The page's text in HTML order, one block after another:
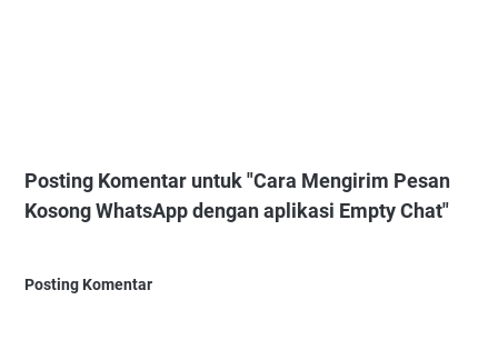
Posting Komentar untuk "Cara Mengirim Pesan
Kosong WhatsApp dengan aplikasi Empty Chat"
Posting Komentar